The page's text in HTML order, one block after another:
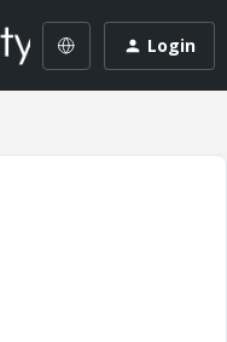
Login